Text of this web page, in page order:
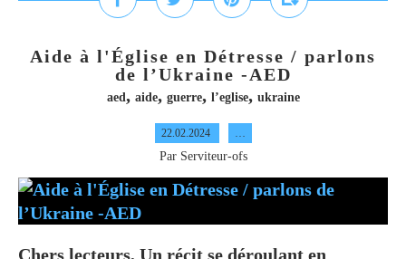
Aide à l'Église en Détresse / parlons
de l’Ukraine -AED
aed, aide, guerre, l’eglise, ukraine
22.02.2024 …
Par Serviteur-ofs
Chers lecteurs, Un récit se déroulant en